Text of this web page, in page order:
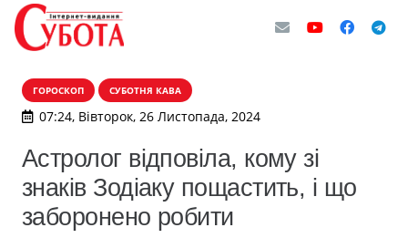
ГОРОСКОП СУБОТНЯ КАВА
07:24, Вівторок, 26 Листопада, 2024
Астролог відповіла, кому зі
знаків Зодіаку пощастить, і що
заборонено робити